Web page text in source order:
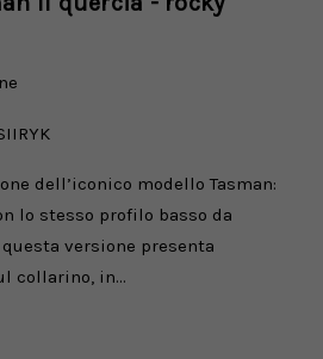
dell’iconico modello Tasman:
lo stesso profilo basso da
versione presenta
collarino, in…